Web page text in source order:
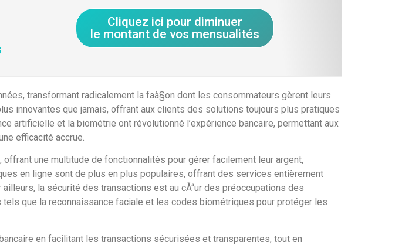
Cliquez ici pour diminuer
le montant de vos mensualités
transformant radicalement la faà§on dont les consommateurs gèrent leurs
innovantes que jamais, offrant aux clients des solutions toujours plus pratiques
artificielle et la biométrie ont révolutionné l’expérience bancaire, permettant aux
efficacité accrue.
une multitude de fonctionnalités pour gérer facilement leur argent,
en ligne sont de plus en plus populaires, offrant des services entièrement
la sécurité des transactions est au cÅ“ur des préoccupations des
que la reconnaissance faciale et les codes biométriques pour protéger les
en facilitant les transactions sécurisées et transparentes, tout en